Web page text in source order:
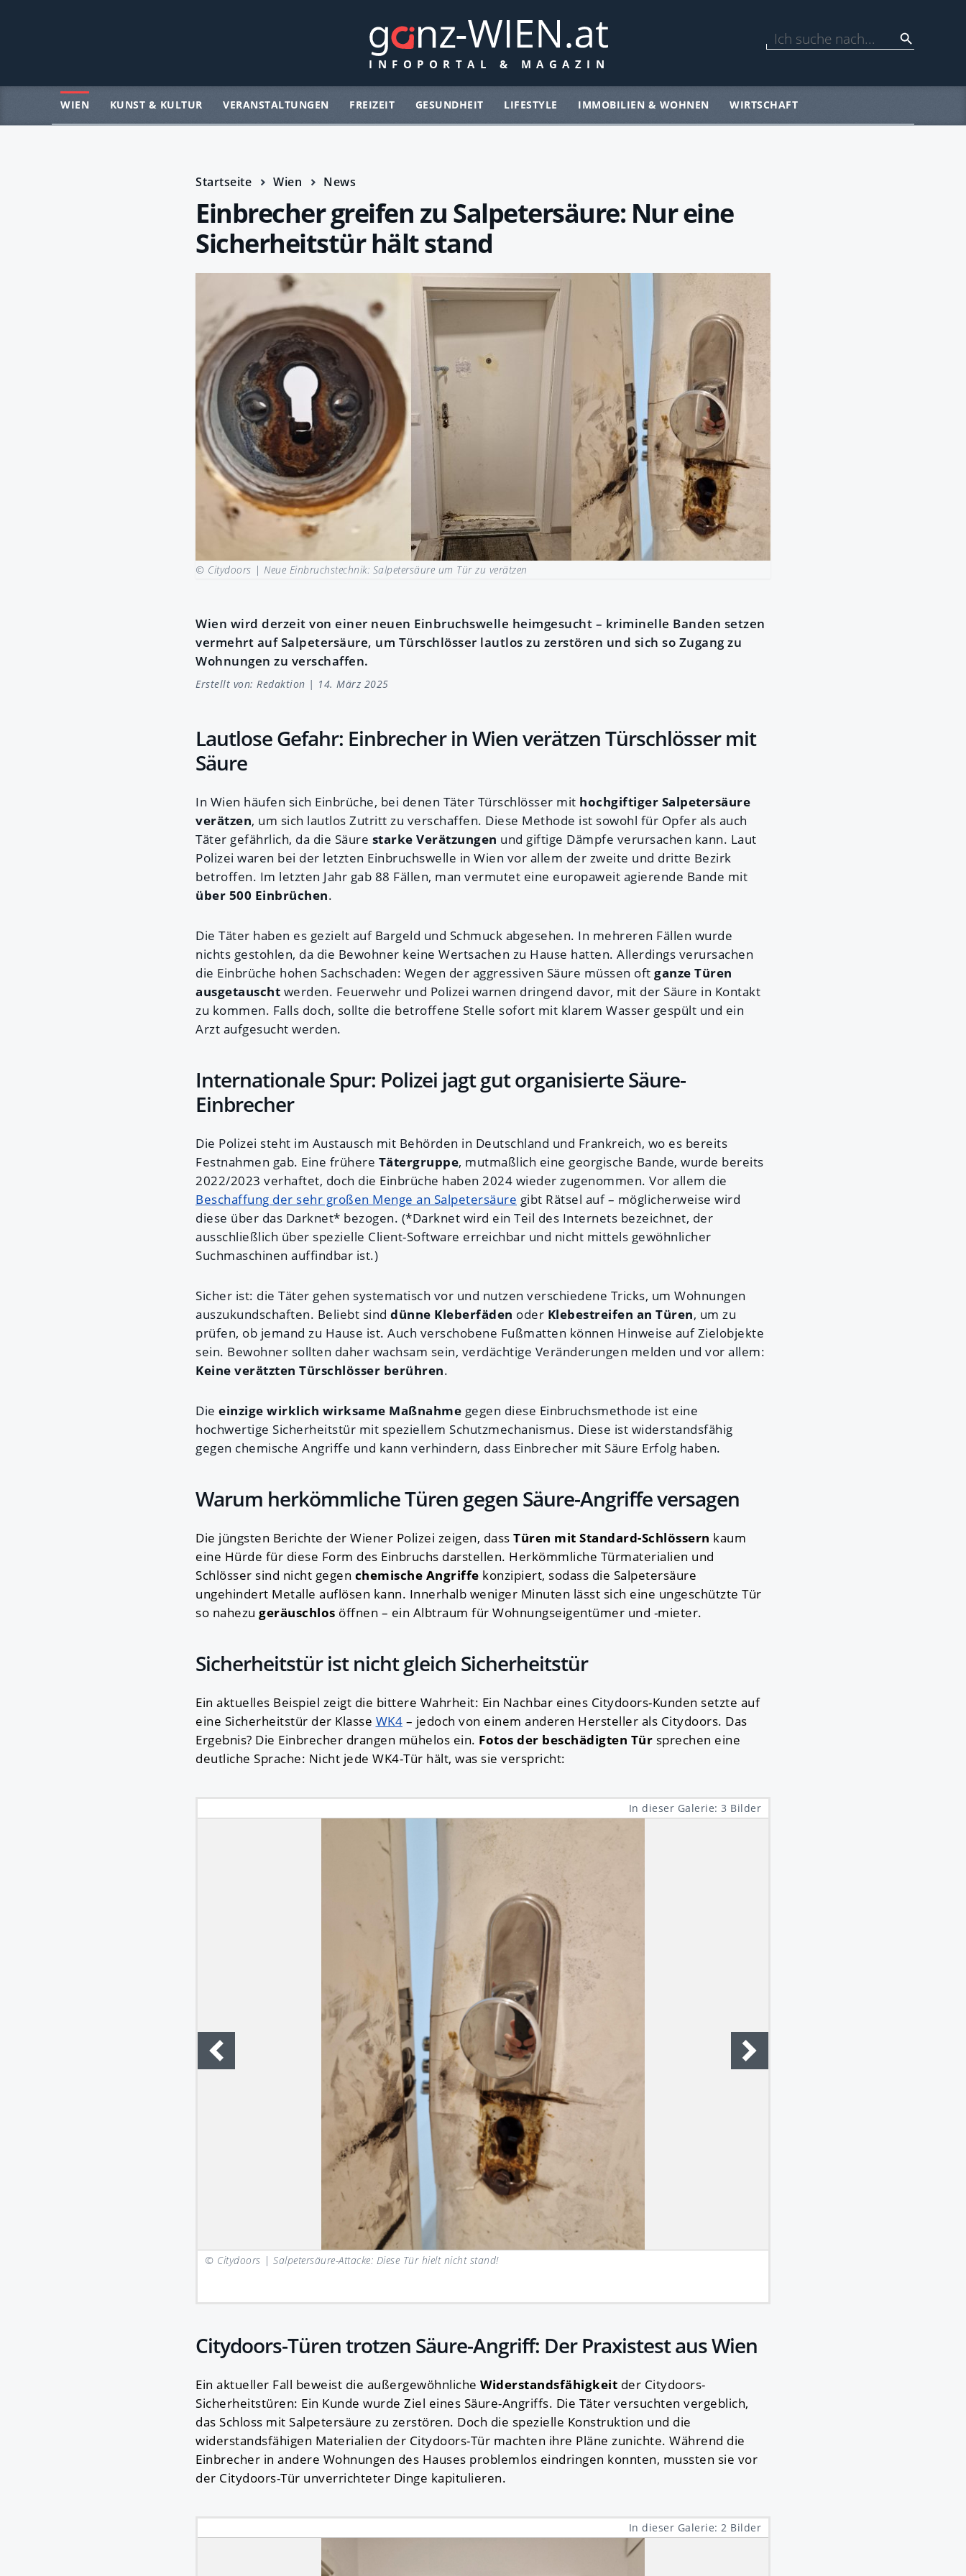
WIEN KUNST & KULTUR VERANSTALTUNGEN FREIZEIT GESUNDHEIT LIFESTYLE IMMOBILIEN & WOHNEN WIRTSCHAFT
Startseite Wien News
Einbrecher greifen zu Salpetersäure: Nur eine
Sicherheitstür hält stand
© Citydoors | Neue Einbruchstechnik: Salpetersäure um Tür zu verätzen
Wien wird derzeit von einer neuen Einbruchswelle heimgesucht – kriminelle Banden setzen
vermehrt auf Salpetersäure, um Türschlösser lautlos zu zerstören und sich so Zugang zu
Wohnungen zu verschaffen.
Erstellt von: Redaktion | 14. März 2025
Lautlose Gefahr: Einbrecher in Wien verätzen Türschlösser mit
Säure
In Wien häufen sich Einbrüche, bei denen Täter Türschlösser mit hochgiftiger Salpetersäure
verätzen, um sich lautlos Zutritt zu verschaffen. Diese Methode ist sowohl für Opfer als auch
Täter gefährlich, da die Säure starke Verätzungen und giftige Dämpfe verursachen kann. Laut
Polizei waren bei der letzten Einbruchswelle in Wien vor allem der zweite und dritte Bezirk
betroffen. Im letzten Jahr gab 88 Fällen, man vermutet eine europaweit agierende Bande mit
über 500 Einbrüchen.
Die Täter haben es gezielt auf Bargeld und Schmuck abgesehen. In mehreren Fällen wurde
nichts gestohlen, da die Bewohner keine Wertsachen zu Hause hatten. Allerdings verursachen
die Einbrüche hohen Sachschaden: Wegen der aggressiven Säure müssen oft ganze Türen
ausgetauscht werden. Feuerwehr und Polizei warnen dringend davor, mit der Säure in Kontakt
zu kommen. Falls doch, sollte die betroffene Stelle sofort mit klarem Wasser gespült und ein
Arzt aufgesucht werden.
Internationale Spur: Polizei jagt gut organisierte Säure-
Einbrecher
Die Polizei steht im Austausch mit Behörden in Deutschland und Frankreich, wo es bereits
Festnahmen gab. Eine frühere Tätergruppe, mutmaßlich eine georgische Bande, wurde bereits
2022/2023 verhaftet, doch die Einbrüche haben 2024 wieder zugenommen. Vor allem die
Beschaffung der sehr großen Menge an Salpetersäure gibt Rätsel auf – möglicherweise wird
diese über das Darknet* bezogen. (*Darknet wird ein Teil des Internets bezeichnet, der
ausschließlich über spezielle Client-Software erreichbar und nicht mittels gewöhnlicher
Suchmaschinen auffindbar ist.)
Sicher ist: die Täter gehen systematisch vor und nutzen verschiedene Tricks, um Wohnungen
auszukundschaften. Beliebt sind dünne Kleberfäden oder Klebestreifen an Türen, um zu
prüfen, ob jemand zu Hause ist. Auch verschobene Fußmatten können Hinweise auf Zielobjekte
sein. Bewohner sollten daher wachsam sein, verdächtige Veränderungen melden und vor allem:
Keine verätzten Türschlösser berühren.
Die einzige wirklich wirksame Maßnahme gegen diese Einbruchsmethode ist eine
hochwertige Sicherheitstür mit speziellem Schutzmechanismus. Diese ist widerstandsfähig
gegen chemische Angriffe und kann verhindern, dass Einbrecher mit Säure Erfolg haben.
Warum herkömmliche Türen gegen Säure-Angriffe versagen
Die jüngsten Berichte der Wiener Polizei zeigen, dass Türen mit Standard-Schlössern kaum
eine Hürde für diese Form des Einbruchs darstellen. Herkömmliche Türmaterialien und
Schlösser sind nicht gegen chemische Angriffe konzipiert, sodass die Salpetersäure
ungehindert Metalle auflösen kann. Innerhalb weniger Minuten lässt sich eine ungeschützte Tür
so nahezu geräuschlos öffnen – ein Albtraum für Wohnungseigentümer und -mieter.
Sicherheitstür ist nicht gleich Sicherheitstür
Ein aktuelles Beispiel zeigt die bittere Wahrheit: Ein Nachbar eines Citydoors-Kunden setzte auf
eine Sicherheitstür der Klasse WK4 – jedoch von einem anderen Hersteller als Citydoors. Das
Ergebnis? Die Einbrecher drangen mühelos ein. Fotos der beschädigten Tür sprechen eine
deutliche Sprache: Nicht jede WK4-Tür hält, was sie verspricht:
In dieser Galerie: 3 Bilder
© Citydoors | Salpetersäure-Attacke: Diese Tür hielt nicht stand!
Citydoors-Türen trotzen Säure-Angriff: Der Praxistest aus Wien
Ein aktueller Fall beweist die außergewöhnliche Widerstandsfähigkeit der Citydoors-
Sicherheitstüren: Ein Kunde wurde Ziel eines Säure-Angriffs. Die Täter versuchten vergeblich,
das Schloss mit Salpetersäure zu zerstören. Doch die spezielle Konstruktion und die
widerstandsfähigen Materialien der Citydoors-Tür machten ihre Pläne zunichte. Während die
Einbrecher in andere Wohnungen des Hauses problemlos eindringen konnten, mussten sie vor
der Citydoors-Tür unverrichteter Dinge kapitulieren.
In dieser Galerie: 2 Bilder